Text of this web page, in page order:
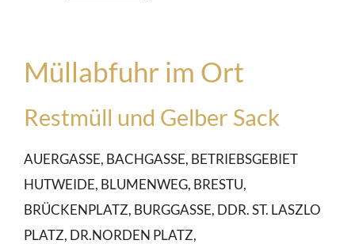
Müllabfuhr im Ort
Restmüll und Gelber Sack
AUERGASSE, BACHGASSE, BETRIEBSGEBIET
HUTWEIDE, BLUMENWEG, BRESTU,
BRÜCKENPLATZ, BURGGASSE, DDR. ST. LASZLO
PLATZ, DR.NORDEN PLATZ,